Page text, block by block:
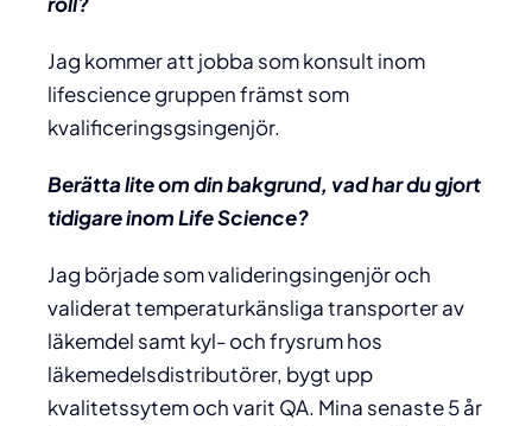
Jag kommer att jobba som konsult inom
lifescience gruppen främst som
kvalificeringsgsingenjör.
Berätta lite om din bakgrund, vad har du gjort
tidigare inom Life Science?
Jag började som valideringsingenjör och
validerat temperaturkänsliga transporter av
läkemdel samt kyl- och frysrum hos
läkemedelsdistributörer, bygt upp
kvalitetssytem och varit QA. Mina senaste 5 år